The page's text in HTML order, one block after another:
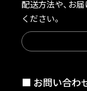
配送方法や、お
ください。
お問い合わ